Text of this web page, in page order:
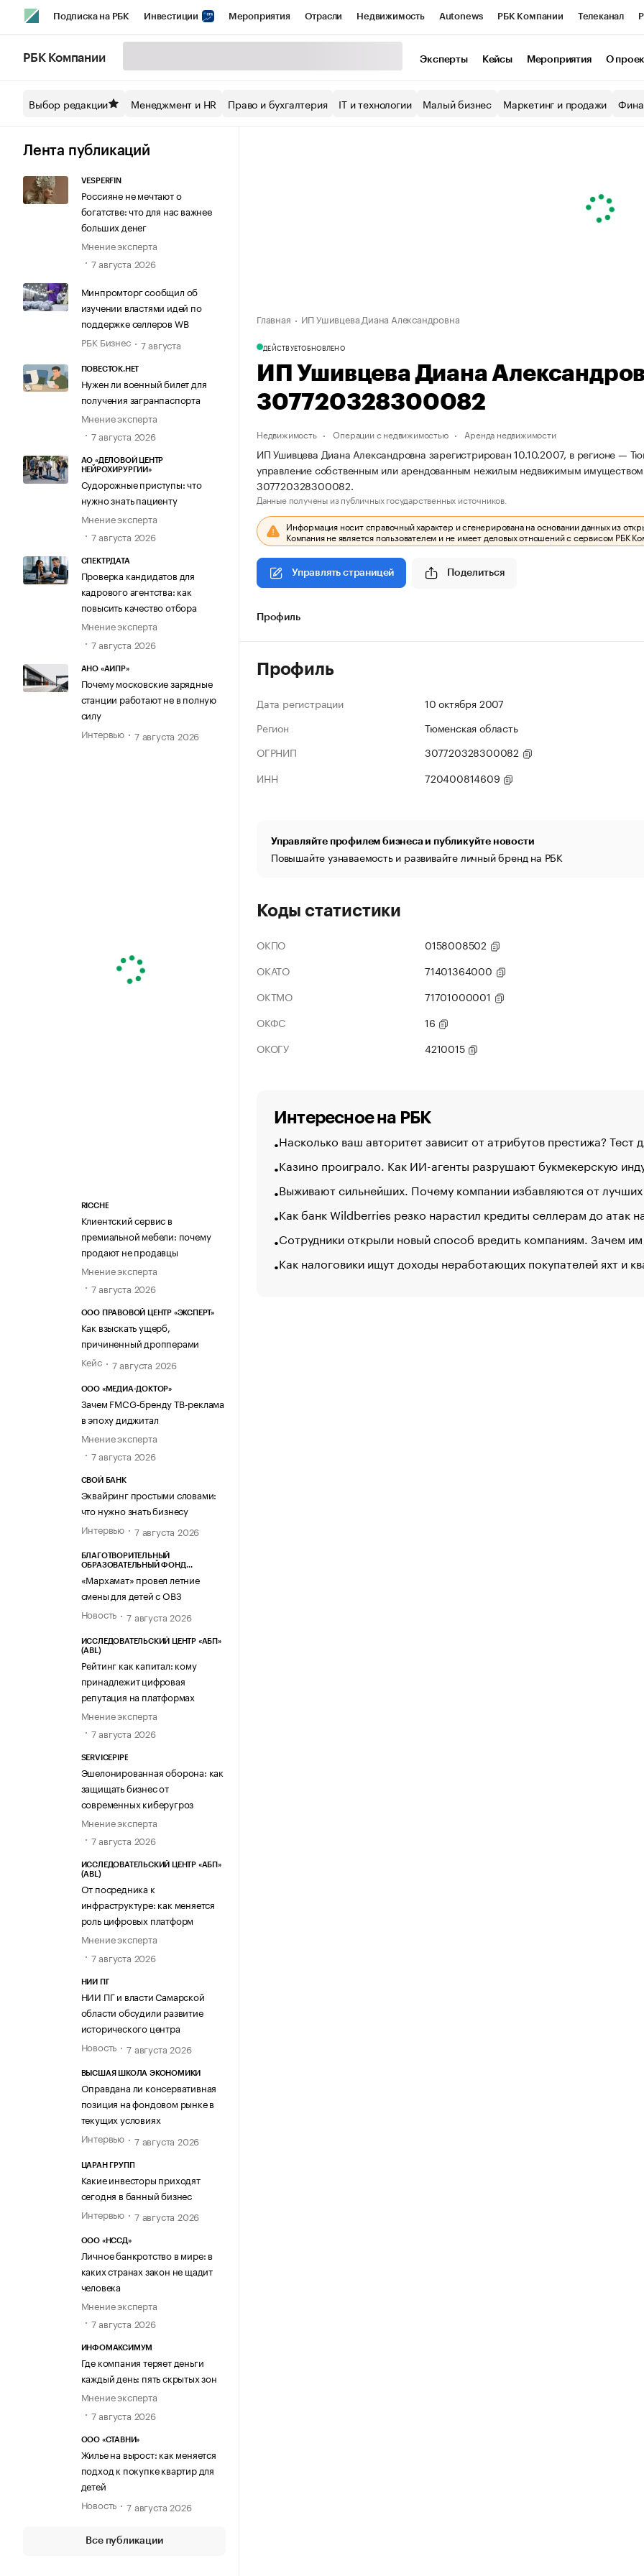
Подписка на РБК Инвестиции Мероприятия Отрасли Недвижимость Autonews РБК Компании Телеканал
Спецпроекты СПб Конференции СПб Спецпроекты Экономика Бизнес
Технологии и медиа
РБК Компании Эксперты Кейсы Мероприятия О
Выбор редакции Менеджмент и HR Право и бухгалтерия IT и технологии Малый бизнес Маркетинг и продажи
Лента публикаций
VESPERFIN
Россияне не мечтают о
богатстве: что для нас важнее
больших денег
Мнение эксперта
7 августа 2026
Минпромторг сообщил об
изучении властями идей по
поддержке селлеров WB
РБК Бизнес
7 августа
ПОВЕСТОК.НЕТ
Нужен ли военный билет для
получения загранпаспорта
Мнение эксперта
7 августа 2026
АО «ДЕЛОВОЙ ЦЕНТР
НЕЙРОХИРУРГИИ»
Судорожные приступы: что
нужно знать пациенту
Мнение эксперта
7 августа 2026
СПЕКТРДАТА
Проверка кандидатов для
кадрового агентства: как
повысить качество отбора
Мнение эксперта
7 августа 2026
АНО «АИПР»
Почему московские зарядные
станции работают не в полную
силу
Интервью
7 августа 2026
RICCHE
Клиентский сервис в
премиальной мебели: почему
продают не продавцы
Мнение эксперта
7 августа 2026
ООО ПРАВОВОЙ ЦЕНТР «ЭКСПЕРТ»
Как взыскать ущерб,
причиненный дропперами
Кейс
7 августа 2026
ООО «МЕДИА-ДОКТОР»
Зачем FMCG-бренду ТВ-реклама
в эпоху диджитал
Мнение эксперта
7 августа 2026
СВОЙ БАНК
Эквайринг простыми словами:
что нужно знать бизнесу
Интервью
7 августа 2026
БЛАГОТВОРИТЕЛЬНЫЙ
ОБРАЗОВАТЕЛЬНЫЙ ФОНД
«Мархамат» провел летние
смены для детей с ОВЗ
Новость
7 августа 2026
ИССЛЕДОВАТЕЛЬСКИЙ ЦЕНТР «АБП»
(ABL)
Рейтинг как капитал: кому
принадлежит цифровая
репутация на платформах
Мнение эксперта
7 августа 2026
SERVICEPIPE
Эшелонированная оборона: как
защищать бизнес от
современных киберугроз
Мнение эксперта
7 августа 2026
ИССЛЕДОВАТЕЛЬСКИЙ ЦЕНТР «АБП»
(ABL)
От посредника к
инфраструктуре: как меняется
роль цифровых платформ
Мнение эксперта
7 августа 2026
НИИ ПГ
НИИ ПГ и власти Самарской
области обсудили развитие
исторического центра
Новость
7 августа 2026
ВЫСШАЯ ШКОЛА ЭКОНОМИКИ
Оправдана ли консервативная
позиция на фондовом рынке в
текущих условиях
Интервью
7 августа 2026
ЦАРАН ГРУПП
Какие инвесторы приходят
сегодня в банный бизнес
Интервью
7 августа 2026
ООО «НССД»
Личное банкротство в мире: в
каких странах закон не щадит
человека
Мнение эксперта
7 августа 2026
ИНФОМАКСИМУМ
Где компания теряет деньги
каждый день: пять скрытых зон
Мнение эксперта
7 августа 2026
ООО «СТАВНИ»
Жилье на вырост: как меняется
подход к покупке квартир для
детей
Новость
7 августа 2026
Все публикации
Главная ИП Ушивцева Диана Александровна
ДЕЙСТВУЕТОБНОВЛЕНО
ИП Ушивцева Диана
307720328300082
Недвижимость Операции с недвижимостью Аренда недвижимости
ИП Ушивцева Диана Александровна зарегистрирован 10.10.2007, в регионе —
управление собственным или арендованным нежилым недвижимым
307720328300082.
Данные получены из публичных государственных источников.
Информация носит справочный характер и сгенерирована на основании данных из
Компания не является пользователем и не имеет деловых отношений с сервисом РБК
Управлять страницей Поделиться
Профиль
Профиль
Дата регистрации
10 октября 2007
Регион
Тюменская область
ОГРНИП
307720328300082
ИНН
720400814609
Управляйте профилем бизнеса и публикуйте новости
Повышайте узнаваемость и развивайте личный бренд на РБК
Коды статистики
ОКПО
0158008502
ОКАТО
71401364000
ОКТМО
71701000001
ОКФС
16
ОКОГУ
4210015
Интересное на РБК
Насколько ваш авторитет зависит от атрибутов престижа? Тест
Казино проиграло. Как ИИ-агенты разрушают букмекерскую
Выживают сильнейших. Почему компании избавляются от лучших
Как банк Wildberries резко нарастил кредиты селлерам до атак
Сотрудники открыли новый способ вредить компаниям. Зачем
Как налоговики ищут доходы неработающих покупателей яхт и